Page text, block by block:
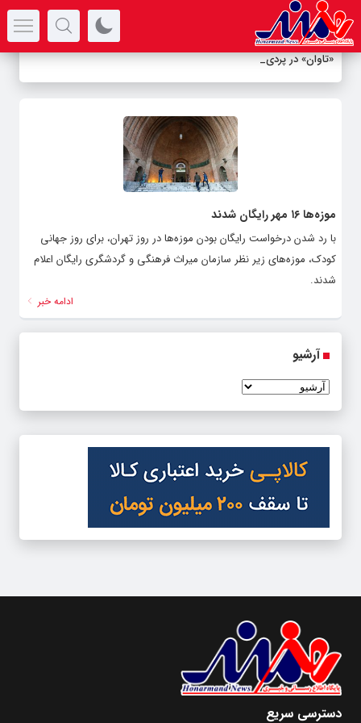
«تاوان» در پردیس-
موزه‌ها ۱۶ مهر رایگان شدند
با رد شدن درخواست رایگان بودن موزه‌ها در روز تهران، برای روز جهانی
کودک، موزه‌های زیر نظر سازمان میراث فرهنگی و گردشگری رایگان اعلام
شدند.
ادامه خبر
آرشیو
دسترسی سریع